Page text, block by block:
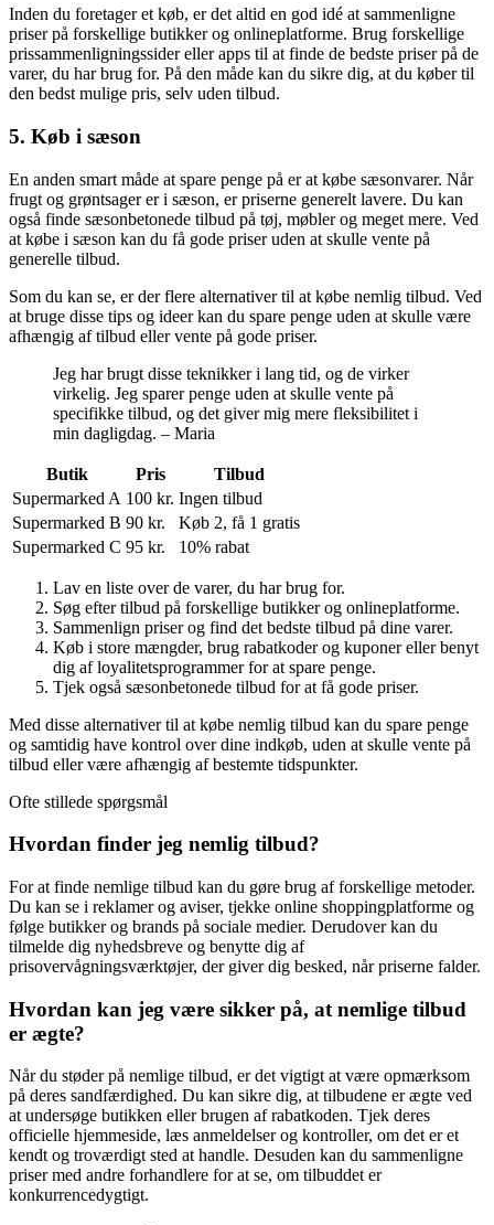
Inden du foretager et køb, er det altid en god idé at sammenligne
priser på forskellige butikker og onlineplatforme. Brug forskellige
prissammenligningssider eller apps til at finde de bedste priser på de
varer, du har brug for. På den måde kan du sikre dig, at du køber til
den bedst mulige pris, selv uden tilbud.
5. Køb i sæson
En anden smart måde at spare penge på er at købe sæsonvarer. Når
frugt og grøntsager er i sæson, er priserne generelt lavere. Du kan
også finde sæsonbetonede tilbud på tøj, møbler og meget mere. Ved
at købe i sæson kan du få gode priser uden at skulle vente på
generelle tilbud.
Som du kan se, er der flere alternativer til at købe nemlig tilbud. Ved
at bruge disse tips og ideer kan du spare penge uden at skulle være
afhængig af tilbud eller vente på gode priser.
Jeg har brugt disse teknikker i lang tid, og de virker
virkelig. Jeg sparer penge uden at skulle vente på
specifikke tilbud, og det giver mig mere fleksibilitet i
min dagligdag. – Maria
Butik Pris
Tilbud
Supermarked A 100 kr. Ingen tilbud
Supermarked B 90 kr.
Køb 2, få 1 gratis
Supermarked C 95 kr. 10% rabat
Lav en liste over de varer, du har brug for.
Søg efter tilbud på forskellige butikker og onlineplatforme.
Sammenlign priser og find det bedste tilbud på dine varer.
Køb i store mængder, brug rabatkoder og kuponer eller benyt
dig af loyalitetsprogrammer for at spare penge.
Tjek også sæsonbetonede tilbud for at få gode priser.
Med disse alternativer til at købe nemlig tilbud kan du spare penge
og samtidig have kontrol over dine indkøb, uden at skulle vente på
tilbud eller være afhængig af bestemte tidspunkter.
Ofte stillede spørgsmål
Hvordan finder jeg nemlig tilbud?
For at finde nemlige tilbud kan du gøre brug af forskellige metoder.
Du kan se i reklamer og aviser, tjekke online shoppingplatforme og
følge butikker og brands på sociale medier. Derudover kan du
tilmelde dig nyhedsbreve og benytte dig af
prisovervågningsværktøjer, der giver dig besked, når priserne falder.
Hvordan kan jeg være sikker på, at nemlige tilbud
er ægte?
Når du støder på nemlige tilbud, er det vigtigt at være opmærksom
på deres sandfærdighed. Du kan sikre dig, at tilbudene er ægte ved
at undersøge butikken eller brugen af rabatkoden. Tjek deres
officielle hjemmeside, læs anmeldelser og kontroller, om det er et
kendt og troværdigt sted at handle. Desuden kan du sammenligne
priser med andre forhandlere for at se, om tilbuddet er
konkurrencedygtigt.